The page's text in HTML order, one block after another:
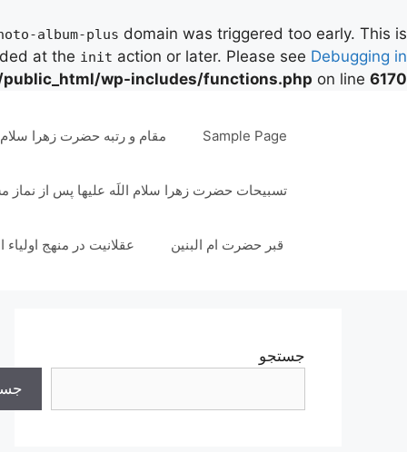
album-plus domain was triggered too early. This is
at the init action or later. Please see Debugging in
wp-includes/functions.php on line 6170
Sample Page مقام و رتبه حضرت زهرا سلام
تسبیحات حضرت زهرا سلام اللَه علیها پس از
قبر حضرت ام البنین عقلانیت در منهج اولیاء
جستجو